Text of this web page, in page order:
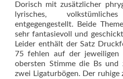
Dorisch mit zusätzlicher
lyrisches,
entgegengestellt. Beide
sehr fantasievoll und
Leider enthält der Satz
75 fehlen auf der jeweiligen
obersten Stimme die Bs und
zwei Ligaturbögen. Der ruhige